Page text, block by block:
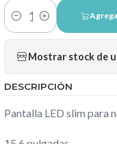
Cantidad
Mostrar stock de
DESCRIPCIÓN
Pantalla LED slim para